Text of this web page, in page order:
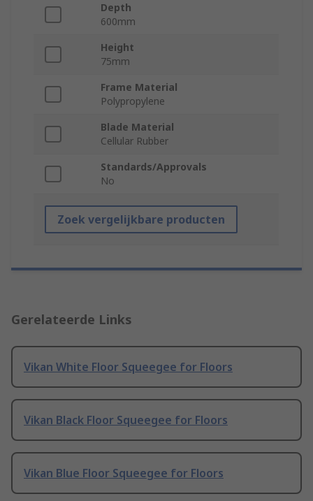
Depth
600mm
Height
75mm
Frame Material
Polypropylene
Blade Material
Cellular Rubber
Standards/Approvals
No
Zoek vergelijkbare producten
Gerelateerde Links
Vikan White Floor Squeegee for Floors
Vikan Black Floor Squeegee for Floors
Vikan Blue Floor Squeegee for Floors